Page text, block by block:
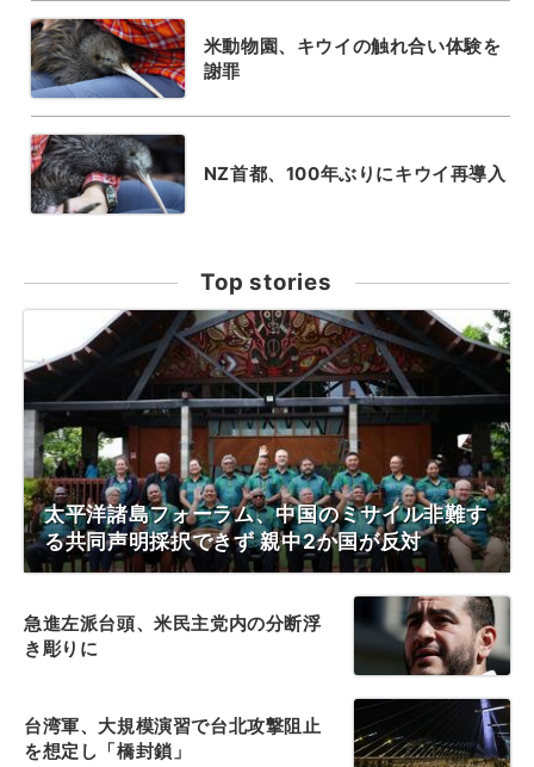
米動物園、キウイの触れ合い体験を
謝罪
NZ首都、100年ぶりにキウイ再導入
Top stories
太平洋諸島フォーラム、中国のミサイル非難す
る共同声明採択できず 親中2か国が反対
急進左派台頭、米民主党内の分断浮
き彫りに
台湾軍、大規模演習で台北攻撃阻止
を想定し「橋封鎖」